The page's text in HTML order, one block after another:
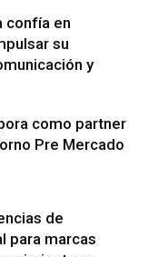
confía en
su
y
como partner
Pre Mercado
de
para marcas